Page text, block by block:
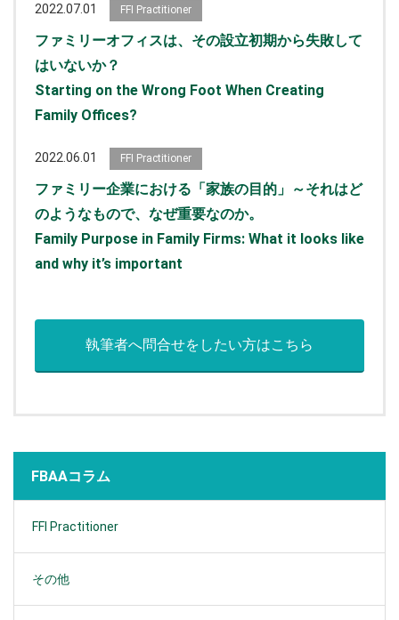
2022.07.01 FFI Practitioner
ファミリーオフィスは、その設立初期から失敗して
はいないか？
Starting on the Wrong Foot When Creating
Family Offices?
2022.06.01 FFI Practitioner
ファミリー企業における「家族の目的」～それはど
のようなもので、なぜ重要なのか。
Family Purpose in Family Firms: What it looks like
and why it’s important
執筆者へ問合せをしたい方はこちら
FBAAコラム
FFI Practitioner
その他